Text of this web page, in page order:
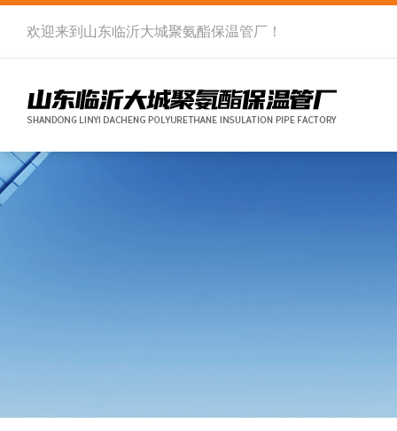
欢迎来到 山东临沂大城聚氨酯保温管厂 ！